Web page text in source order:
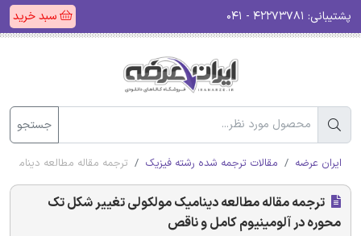
پشتیبانی: سبد خرید
جستجو
ایران عرضه مقالات ترجمه شده رشته فیزیک ترجمه مقاله مطالعه
ترجمه مقاله مطالعه دینامیک مولکولی تغییر شکل تک
محوره در آلومینیوم کامل و ناقص